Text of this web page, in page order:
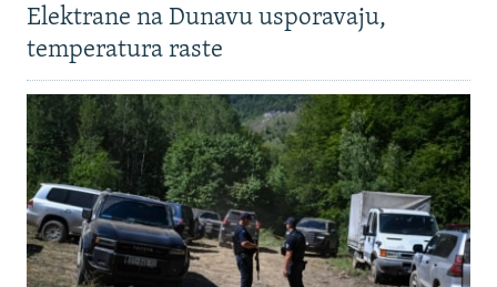
Elektrane na Dunavu usporavaju,
temperatura raste